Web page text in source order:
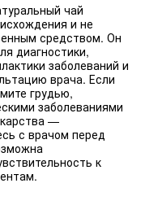
чай
и не
средством. Он
диагностики,
заболеваний и
врача. Если
грудью,
заболеваниями
—
с врачом перед
к